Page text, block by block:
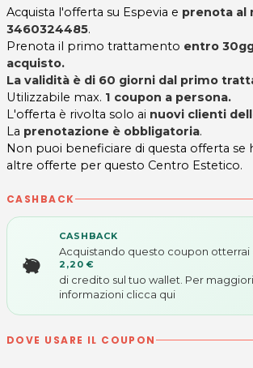
Acquista l'offerta su Espevia e prenota al
3460324485.
Prenota il primo trattamento entro
acquisto.
La validità è di 60 giorni dal primo
Utilizzabile max. 1 coupon a persona.
L'offerta è rivolta solo ai nuovi clienti
La prenotazione è obbligatoria.
Non puoi beneficiare di questa offerta se
altre offerte per questo Centro Estetico.
CASHBACK
CASHBACK
Acquistando questo coupon otterrai
2,20 €
di credito sul tuo wallet. Per maggiori
informazioni clicca qui
DOVE USARE IL COUPON